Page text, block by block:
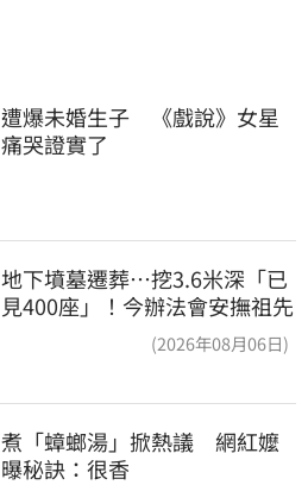
遭爆未婚生子　《戲說》女星
痛哭證實了
地下墳墓遷葬…挖3.6米深「已
見400座」！今辦法會安撫祖先
(2026年08月06日)
煮「蟑螂湯」掀熱議　網紅嬤
曝秘訣：很香